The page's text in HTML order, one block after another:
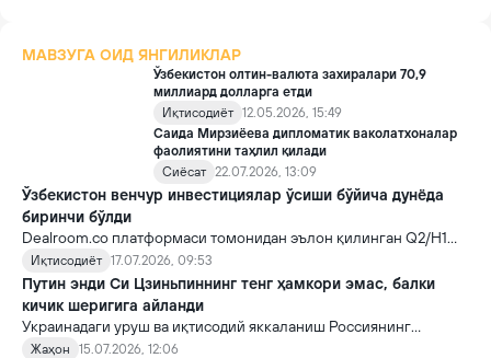
МАВЗУГА ОИД ЯНГИЛИКЛАР
Ўзбекистон олтин-валюта захиралари 70,9
миллиард долларга етди
Иқтисодиёт 12.05.2026, 15:49
Саида Мирзиёева дипломатик ваколатхоналар
фаолиятини таҳлил қилади
Сиёсат 22.07.2026, 13:09
Ўзбекистон венчур инвестициялар ўсиши бўйича дунёда
биринчи бўлди
Dealroom.co платформаси томонидан эълон қилинган Q2/H1
2026 Venture Capital Report ҳисоботида маълум қилинди.
Иқтисодиёт 17.07.2026, 09:53
Путин энди Си Цзиньпиннинг тенг ҳамкори эмас, балки
кичик шеригига айланди
Украинадаги уруш ва иқтисодий яккаланиш Россиянинг
Хитойга қарамлигини кескин кучайтирди. Натижада Пекин 2
Жаҳон 15.07.2026, 12:06